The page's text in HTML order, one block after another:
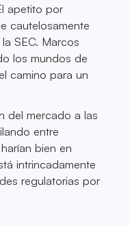
apetito por
cautelosamente
SEC. Marcos
los mundos de
camino para un
del mercado a las
entre
bien en
intrincadamente
regulatorias por